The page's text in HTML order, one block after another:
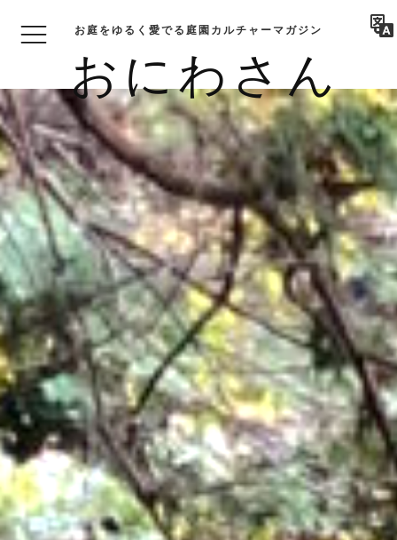
おにわさん
お庭をゆるく愛でる庭園カルチャーマガジン